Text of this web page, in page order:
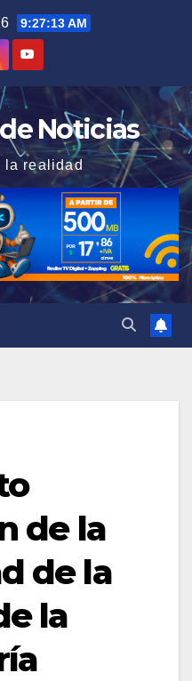
9:27:14 AM
Noticias
la realidad
de la
de la
la